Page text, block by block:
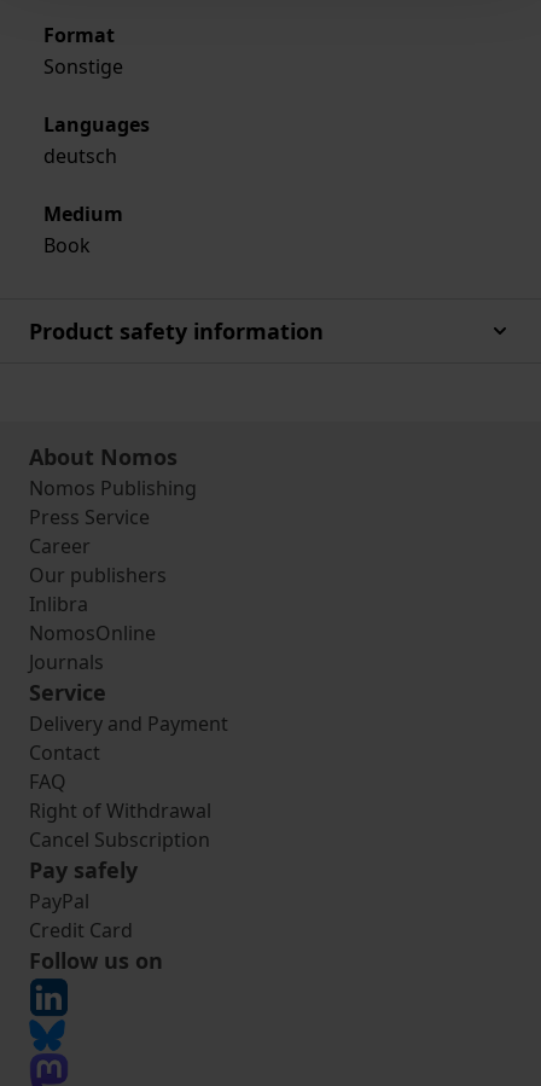
Format
Sonstige
Languages
deutsch
Medium
Book
Product safety information
About Nomos
Nomos Publishing
Press Service
Career
Our publishers
Inlibra
NomosOnline
Journals
Service
Delivery and Payment
Contact
FAQ
Right of Withdrawal
Cancel Subscription
Pay safely
PayPal
Credit Card
Follow us on